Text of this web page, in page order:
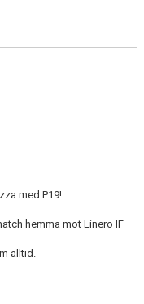
med P19!
hemma mot Linero IF
alltid.